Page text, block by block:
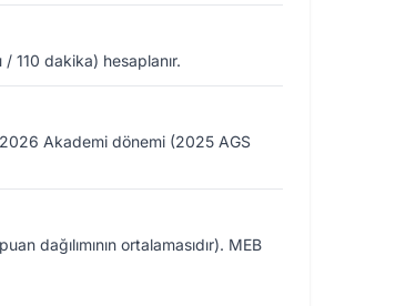
110 dakika) hesaplanır.
2026 Akademi dönemi (2025 AGS
dağılımının ortalamasıdır). MEB